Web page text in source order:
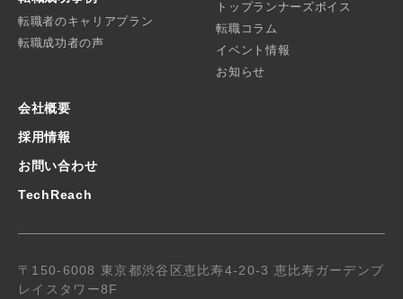
転職者のキャリアプラン
転職成功者の声
トップランナーズボイス
転職コラム
イベント情報
お知らせ
会社概要
採用情報
お問い合わせ
TechReach
〒150-6008 東京都渋谷区恵比寿4-20-3 恵比寿ガーデンプ
レイスタワー8F